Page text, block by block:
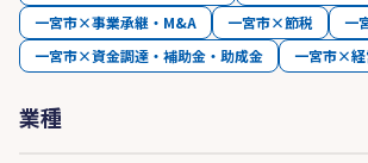
一宮市×事業承継・M&A
一宮市×節税
一
一宮市×資金調達・補助金・助成金
一宮市×経
業種